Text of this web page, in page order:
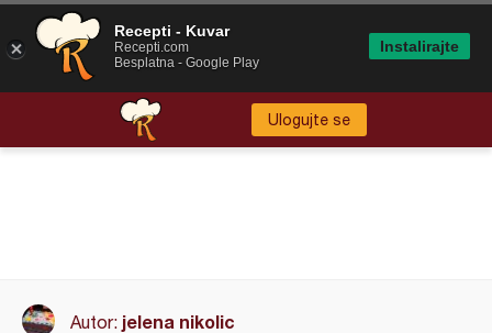
Ulogujte se
Autor: jelena nikolic
Recepti - Kuvar
Recepti.com
Besplatna - Google Play
Instalirajte